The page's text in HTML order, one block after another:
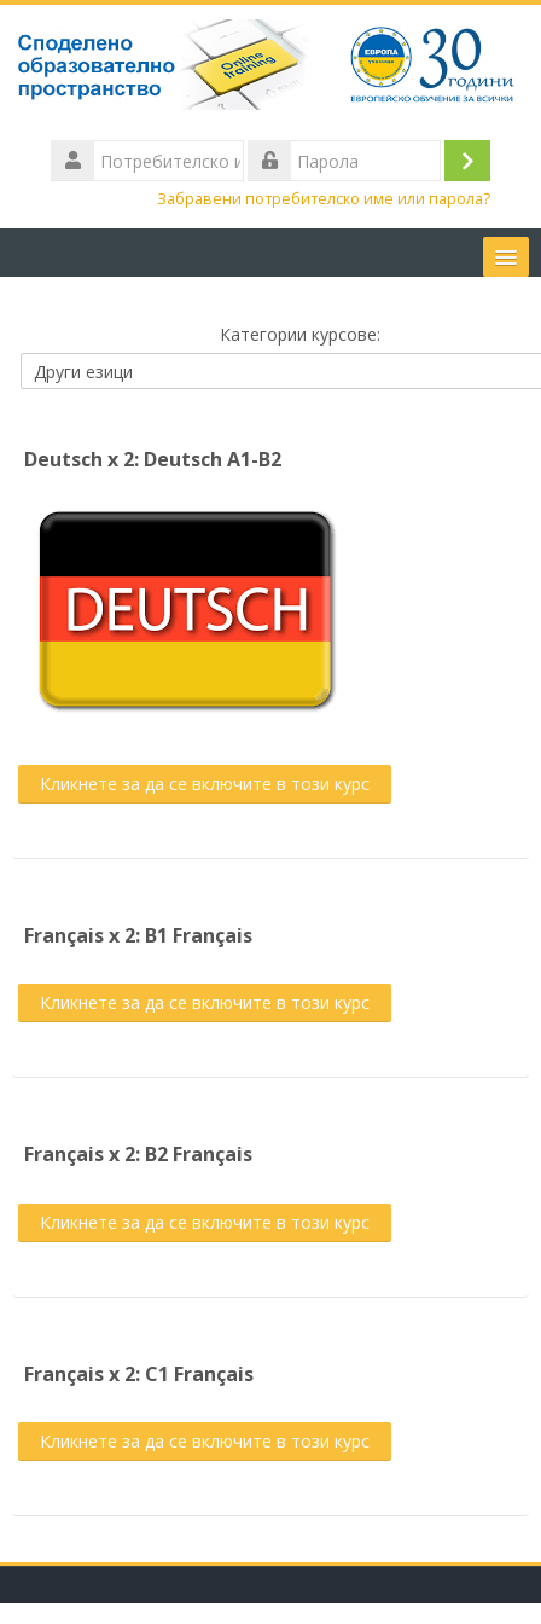
Потребителско
име
Влизане
Забравени потребителско име или парола?
Контакти
курсове
Категории курсове:
Deutsch x 2: Deutsch A1-B2
Кликнете за да се включите в този курс
Français x 2: B1 Français
Кликнете за да се включите в този курс
Français x 2: B2 Français
Кликнете за да се включите в този курс
Français x 2: C1 Français
Кликнете за да се включите в този курс